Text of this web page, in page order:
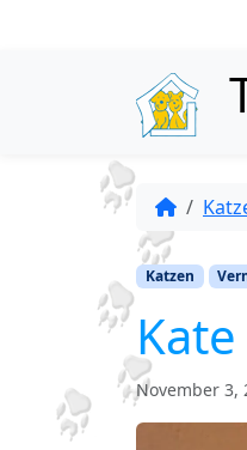
Katzen
Kate
November 3,